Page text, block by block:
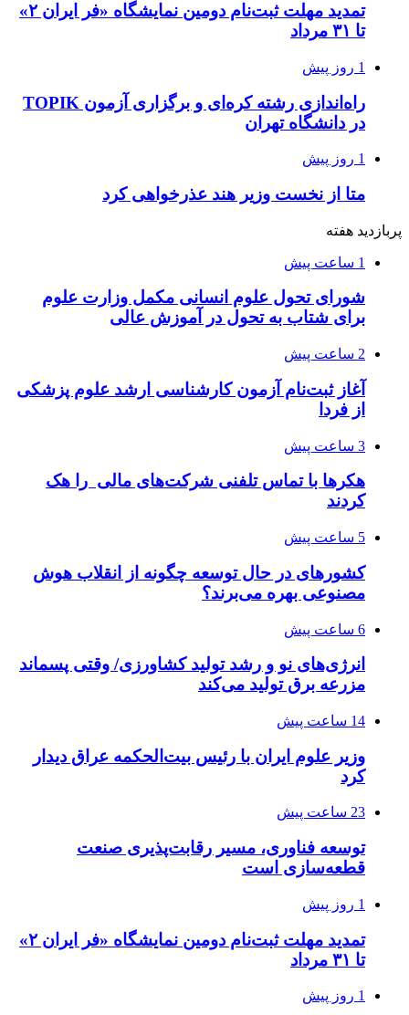
تمدید مهلت ثبت‌نام دومین نمایشگاه «فر ایران ۲»
تا ۳۱ مرداد
1 روز پیش
راه‌اندازی رشته کره‌ای و برگزاری آزمون TOPIK
در دانشگاه تهران
1 روز پیش
متا از نخست وزیر هند عذرخواهی کرد
پربازدید هفته
1 ساعت پیش
شورای تحول علوم انسانی مکمل وزارت علوم
برای شتاب به تحول در آموزش عالی
2 ساعت پیش
آغاز ثبت‌نام‌ آزمون کارشناسی ارشد علوم پزشکی
از فردا
3 ساعت پیش
هکرها با تماس تلفنی شرکت‌های مالی را هک
کردند
5 ساعت پیش
کشورهای در حال توسعه چگونه از انقلاب هوش
مصنوعی بهره می‌برند؟
6 ساعت پیش
انرژی‌های نو و رشد تولید کشاورزی/ وقتی پسماند
مزرعه‌ برق تولید می‌کند
14 ساعت پیش
وزیر علوم ایران با رئیس بیت‌الحکمه عراق دیدار
کرد
23 ساعت پیش
توسعه فناوری، مسیر رقابت‌پذیری صنعت
قطعه‌سازی است
1 روز پیش
تمدید مهلت ثبت‌نام دومین نمایشگاه «فر ایران ۲»
تا ۳۱ مرداد
1 روز پیش